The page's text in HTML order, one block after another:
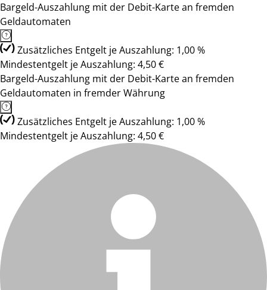
Bargeld-Auszahlung mit der Debit-Karte an fremden
Geldautomaten
Zusätzliches Entgelt je Auszahlung: 1,00 %
Mindestentgelt je Auszahlung: 4,50 €
Bargeld-Auszahlung mit der Debit-Karte an fremden
Geldautomaten in fremder Währung
Zusätzliches Entgelt je Auszahlung: 1,00 %
Mindestentgelt je Auszahlung: 4,50 €